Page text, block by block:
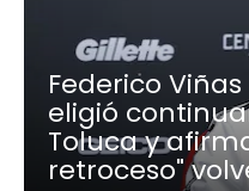
Federico
eligió
Toluca y
retroceso"